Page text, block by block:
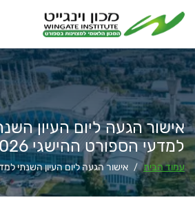
אישור הגעה ליום העיון
למדעי הספורט ההישגי 2026
עמוד הבית / אישור הגעה ליום העיון השנתי